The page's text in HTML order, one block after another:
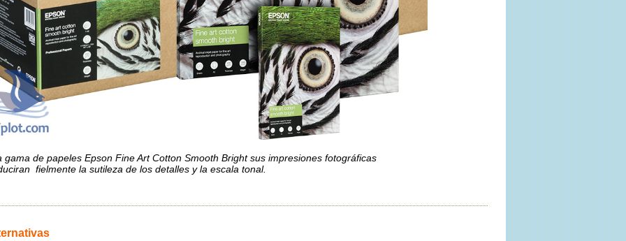
gama de papeles Epson Fine Art Cotton Smooth Bright sus impresiones fotográficas
fielmente la sutileza de los detalles y la escala tonal.